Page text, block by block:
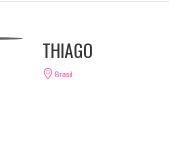
THIAGO
Brasil